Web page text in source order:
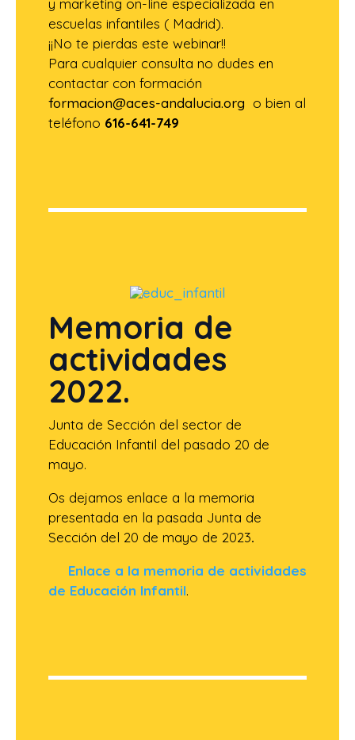
y marketing on-line especializada en
escuelas infantiles ( Madrid).
¡¡No te pierdas este webinar!!
Para cualquier consulta no dudes en
contactar con formación
formacion@aces-andalucia.org o bien al
teléfono 616-641-749
Memoria de
actividades
2022.
Junta de Sección del sector de
Educación Infantil del pasado 20 de
mayo.
Os dejamos enlace a la memoria
presentada en la pasada Junta de
Sección del 20 de mayo de 2023.
Enlace a la memoria de actividades
de Educación Infantil.